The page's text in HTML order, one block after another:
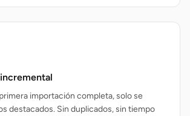
importación completa, solo se
destacados. Sin duplicados, sin tiempo